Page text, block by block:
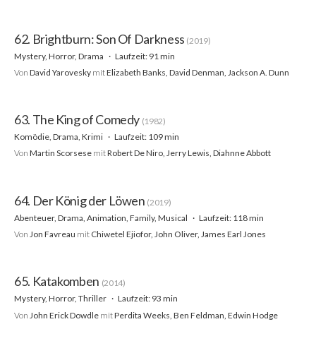
62. Brightburn: Son Of Darkness (2019)
Mystery, Horror, Drama
Laufzeit: 91 min
Von David Yarovesky mitElizabeth Banks, David Denman, Jackson A. Dunn
63. The King of Comedy (1982)
Komödie, Drama, Krimi
Laufzeit: 109 min
Von Martin Scorsese mitRobert De Niro, Jerry Lewis, Diahnne Abbott
64. Der König der Löwen (2019)
Abenteuer, Drama, Animation, Family, Musical
Laufzeit: 118 min
Von Jon Favreau mit Chiwetel Ejiofor, John Oliver, James Earl Jones
65. Katakomben (2014)
Mystery, Horror, Thriller
Laufzeit: 93 min
Von John Erick Dowdle mitPerdita Weeks, Ben Feldman, Edwin Hodge